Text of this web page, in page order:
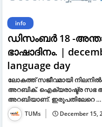
info
ഡിസംബർ 18 -
ഭാഷാദിനം. |
language day
ലോകത്ത് സജീവമായി
അറബിക്. ഐക്യരാഷ്ട്ര സഭ
അറബിയാണ്. ഇരുപതിലേറെ …
TUMs December 15,